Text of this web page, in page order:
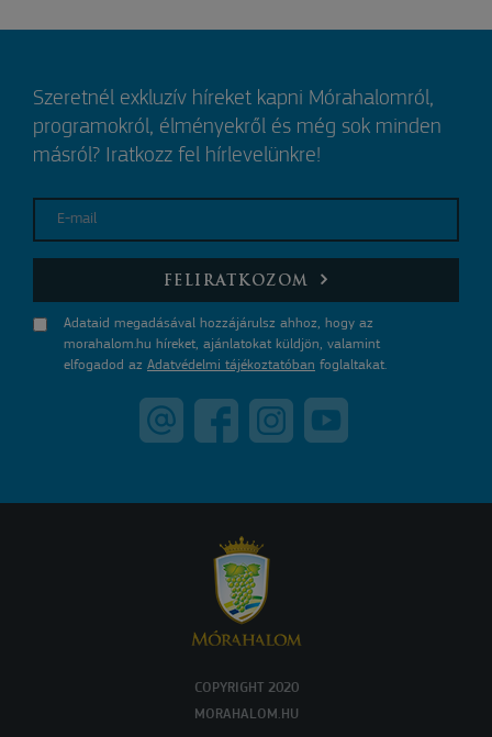
Szeretnél exkluzív híreket kapni Mórahalomról,
programokról, élményekről és még sok minden
másról? Iratkozz fel hírlevelünkre!
E-mail
FELIRATKOZOM
Adataid megadásával hozzájárulsz ahhoz, hogy az
morahalom.hu híreket, ajánlatokat küldjön, valamint
elfogadod az Adatvédelmi tájékoztatóban foglaltakat.
COPYRIGHT 2020
MORAHALOM.HU